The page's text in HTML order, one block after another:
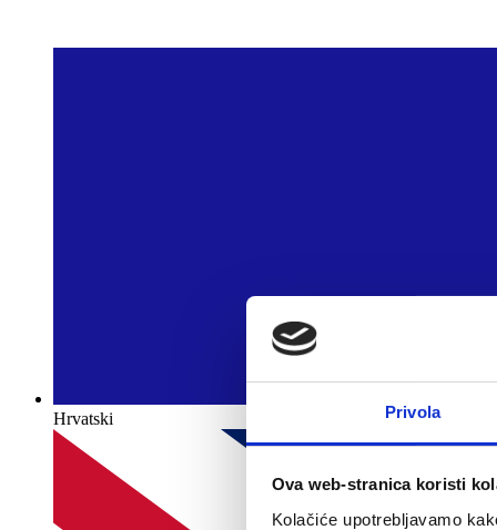
Privola
Ova web-stranica koristi
Kolačiće upotrebljavamo
Hrvatski